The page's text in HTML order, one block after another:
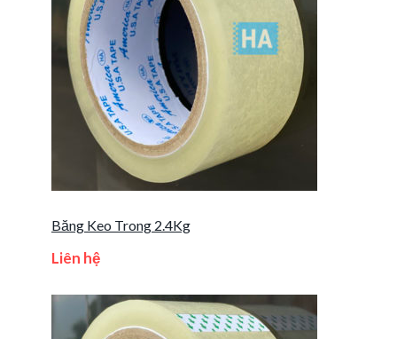
Băng Keo Trong 2.4Kg
Liên hệ